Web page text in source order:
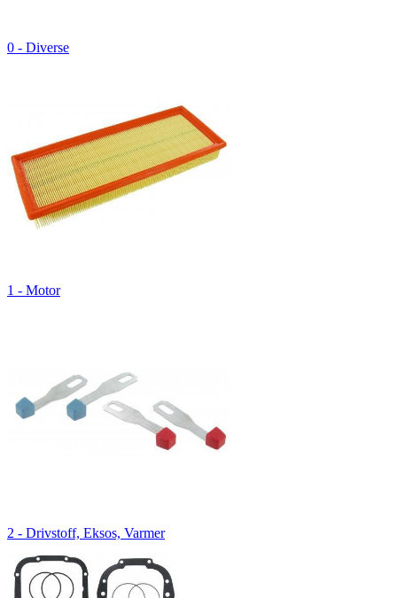
0 - Diverse
1 - Motor
2 - Drivstoff, Eksos, Varmer